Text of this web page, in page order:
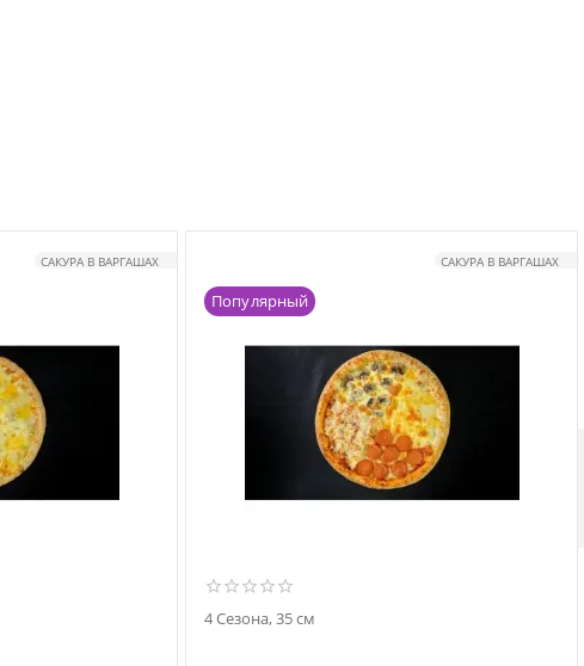
САКУРА В ВАРГАШАХ САКУРА В ВАРГАШАХ
Популярный
4 Сезона, 35 см